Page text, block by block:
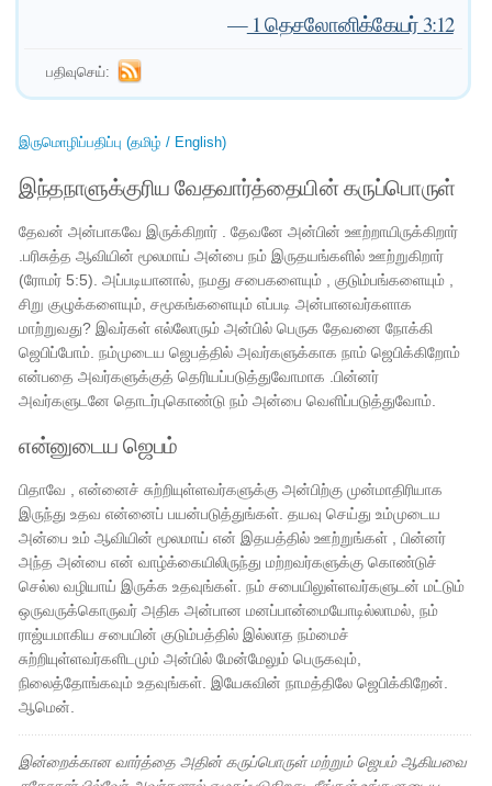
—1 தெசலோனிக்கேயர் 3:12
பதிவுசெய்:
இருமொழிப்பதிப்பு (தமிழ் / English)
இந்தநாளுக்குரிய வேதவார்த்தையின் கருப்பொருள்
தேவன் அன்பாகவே இருக்கிறார் . தேவனே அன்பின் ஊற்றாயிருக்கிறார்
.பரிசுத்த ஆவியின் மூலமாய் அன்பை நம் இருதயங்களில் ஊற்றுகிறார்
(ரோமர் 5:5). அப்படியானால், நமது சபைகளையும் , குடும்பங்களையும் ,
சிறு குழுக்களையும், சமூகங்களையும் எப்படி அன்பானவர்களாக
மாற்றுவது? இவர்கள் எல்லோரும் அன்பில் பெருக தேவனை நோக்கி
ஜெபிப்போம். நம்முடைய ஜெபத்தில் அவர்களுக்காக நாம் ஜெபிக்கிறோம்
என்பதை அவர்களுக்குத் தெரியப்படுத்துவோமாக .பின்னர்
அவர்களுடனே தொடர்புகொண்டு நம் அன்பை வெளிப்படுத்துவோம்.
என்னுடைய ஜெபம்
பிதாவே , என்னைச் சுற்றியுள்ளவர்களுக்கு அன்பிற்கு முன்மாதிரியாக
இருந்து உதவ என்னைப் பயன்படுத்துங்கள். தயவு செய்து உம்முடைய
அன்பை உம் ஆவியின் மூலமாய் என் இதயத்தில் ஊற்றுங்கள் , பின்னர்
அந்த அன்பை என் வாழ்க்கையிலிருந்து மற்றவர்களுக்கு கொண்டுச்
செல்ல வழியாய் இருக்க உதவுங்கள். நம் சபையிலுள்ளவர்களுடன் மட்டும்
ஒருவருக்கொருவர் அதிக அன்பான மனப்பான்மையோடில்லாமல், நம்
ராஜ்யமாகிய சபையின் குடும்பத்தில் இல்லாத நம்மைச்
சுற்றியுள்ளவர்களிடமும் அன்பில் மேன்மேலும் பெருகவும்,
நிலைத்தோங்கவும் உதவுங்கள். இயேசுவின் நாமத்திலே ஜெபிக்கிறேன்.
ஆமென்.
இன்றைக்கான வார்த்தை அதின் கருப்பொருள் மற்றும் ஜெபம் ஆகியவை